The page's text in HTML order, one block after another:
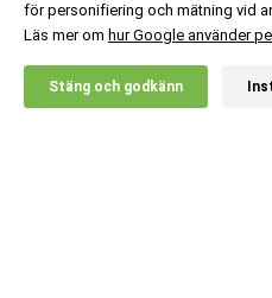
20% RABATT!
X
för personifiering och mätning vid
Läs mer om hur Google använder
Stäng och godkänn